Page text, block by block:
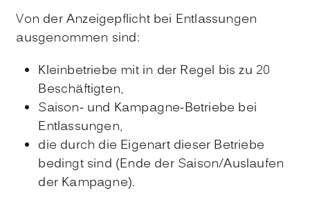
Von der Anzeigepflicht bei Entlassungen
ausgenommen sind:
Kleinbetriebe mit in der Regel bis zu 20
Beschäftigten,
Saison- und Kampagne-Betriebe bei
Entlassungen,
die durch die Eigenart dieser Betriebe
bedingt sind (Ende der Saison/Auslaufen
der Kampagne).